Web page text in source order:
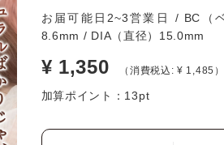
お届可能日2~3営業日 / BC（
8.6mm / DIA（直径）15.0mm
¥ 1,350 （消費税込: ¥ 1,485）
加算ポイント： 13pt